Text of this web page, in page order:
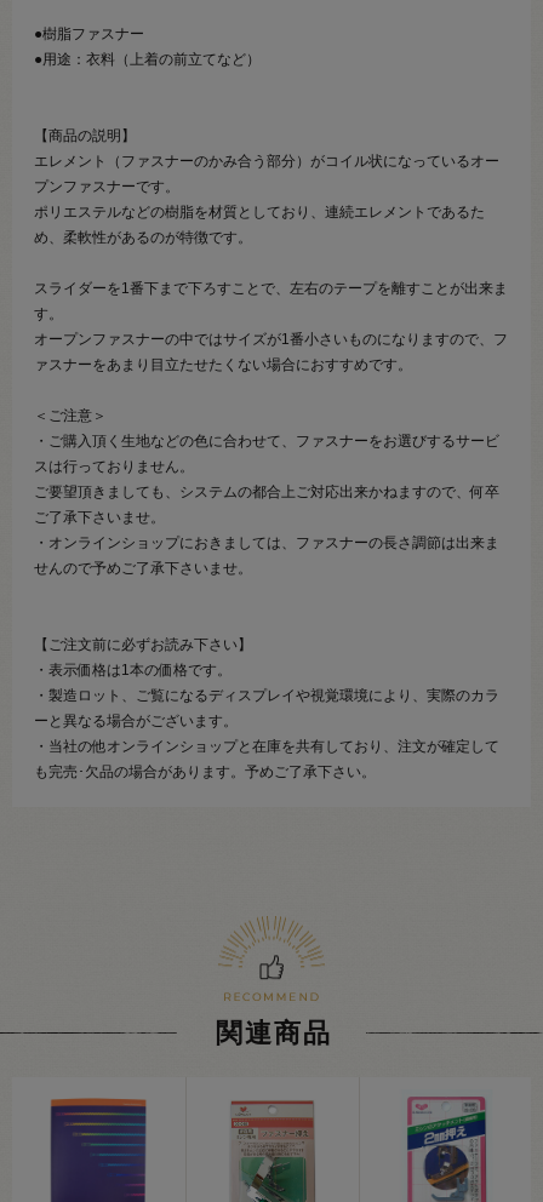
●樹脂ファスナー
●用途：衣料（上着の前立てなど）
【商品の説明】
エレメント（ファスナーのかみ合う部分）がコイル状になっているオー
プンファスナーです。
ポリエステルなどの樹脂を材質としており、連続エレメントであるた
め、柔軟性があるのが特徴です。
スライダーを1番下まで下ろすことで、左右のテープを離すことが出来ま
す。
オープンファスナーの中ではサイズが1番小さいものになりますので、フ
ァスナーをあまり目立たせたくない場合におすすめです。
＜ご注意＞
・ご購入頂く生地などの色に合わせて、ファスナーをお選びするサービ
スは行っておりません。
ご要望頂きましても、システムの都合上ご対応出来かねますので、何卒
ご了承下さいませ。
・オンラインショップにおきましては、ファスナーの長さ調節は出来ま
せんので予めご了承下さいませ。
【ご注文前に必ずお読み下さい】
・表示価格は1本の価格です。
・製造ロット、ご覧になるディスプレイや視覚環境により、実際のカラ
ーと異なる場合がございます。
・当社の他オンラインショップと在庫を共有しており、注文が確定して
も完売･欠品の場合があります。予めご了承下さい。
関連商品